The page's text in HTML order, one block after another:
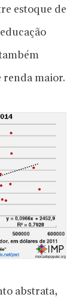
estoque de
renda maior.
abstrata,